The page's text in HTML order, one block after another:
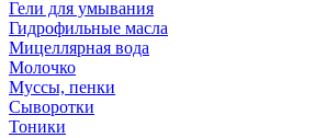
Гели для умывания
Гидрофильные масла
Мицеллярная вода
Молочко
Муссы, пенки
Сыворотки
Тоники